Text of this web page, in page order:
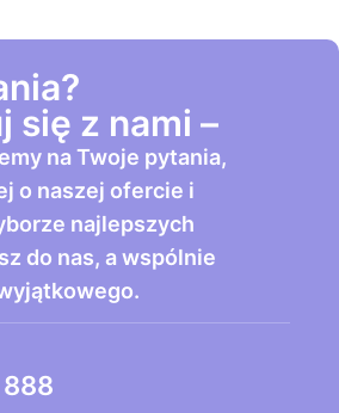
się z nami –
na Twoje pytania,
o naszej ofercie i
najlepszych
do nas, a wspólnie